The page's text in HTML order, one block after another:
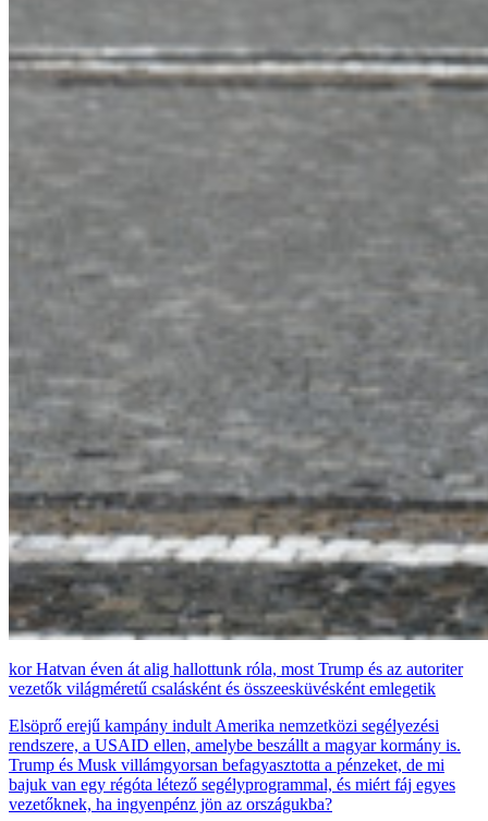
Hatvan éven át alig hallottunk róla, most Trump és az autoriter
vezetők világméretű csalásként és összeesküvésként emlegetik
Elsöprő erejű kampány indult Amerika nemzetközi segélyezési
rendszere, a USAID ellen, amelybe beszállt a magyar kormány is.
Trump és Musk villámgyorsan befagyasztotta a pénzeket, de mi
bajuk van egy régóta létező segélyprogrammal, és miért fáj egyes
vezetőknek, ha ingyenpénz jön az országukba?